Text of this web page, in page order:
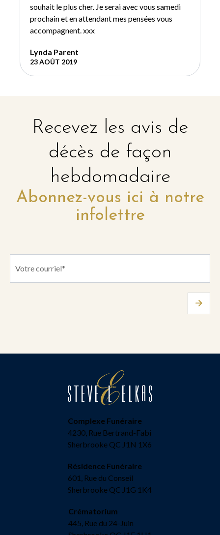
souhait le plus cher. Je serai avec vous samedi
prochain et en attendant mes pensées vous
accompagnent. xxx
Lynda Parent
23 AOÛT 2019
Recevez les avis de
décès de façon
hebdomadaire
Abonnez-vous ici à notre
infolettre
Complexe Funéraire
4230, Rue Bertrand-Fabi
Sherbrooke QC J1N 1X6
Résidence Funéraire
601, Rue du Conseil
Sherbrooke QC J1G 1K4
Crématorium
445, Rue du 24-Juin